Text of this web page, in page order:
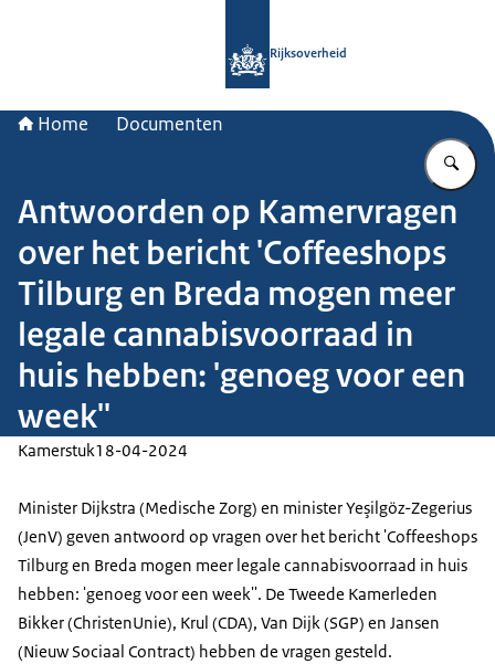
Rijksoverheid
Home Documenten
Antwoorden op Kamervragen
over het bericht 'Coffeeshops
Tilburg en Breda mogen meer
legale cannabisvoorraad in
huis hebben: 'genoeg voor een
week''
Kamerstuk18-04-2024
Minister Dijkstra (Medische Zorg) en minister Yeşilgöz-Zegerius
(JenV) geven antwoord op vragen over het bericht 'Coffeeshops
Tilburg en Breda mogen meer legale cannabisvoorraad in huis
hebben: 'genoeg voor een week''. De Tweede Kamerleden
Bikker (ChristenUnie), Krul (CDA), Van Dijk (SGP) en Jansen
(Nieuw Sociaal Contract) hebben de vragen gesteld.